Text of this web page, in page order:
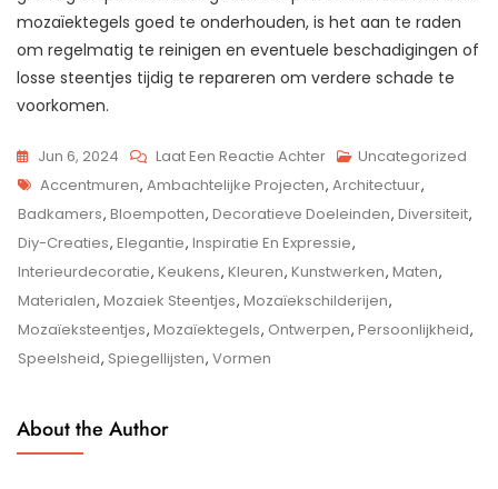
mozaïektegels goed te onderhouden, is het aan te raden
om regelmatig te reinigen en eventuele beschadigingen of
losse steentjes tijdig te repareren om verdere schade te
voorkomen.
Jun 6, 2024 Laat Een Reactie AchterOp
Creatief
Aan
De
Slag
Met
Mozaïek
Uncategorized
Tags
Accentmuren, Ambachtelijke Projecten, Architectuur,
Badkamers, Bloempotten, Decoratieve Doeleinden, Diversiteit,
Diy-Creaties, Elegantie, Inspiratie En Expressie,
Interieurdecoratie, Keukens, Kleuren, Kunstwerken, Maten,
Materialen, Mozaiek Steentjes, Mozaïekschilderijen,
Mozaïeksteentjes, Mozaïektegels, Ontwerpen, Persoonlijkheid,
Speelsheid, Spiegellijsten, Vormen
About the Author